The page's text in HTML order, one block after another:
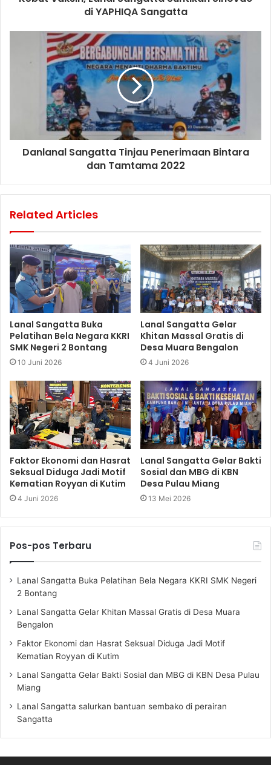
di YAPHIQA Sangatta
Danlanal Sangatta Tinjau Penerimaan Bintara
dan Tamtama 2022
Related Articles
Lanal Sangatta Buka
Pelatihan Bela Negara KKRI
SMK Negeri 2 Bontang
10 Juni 2026
Lanal Sangatta Gelar
Khitan Massal Gratis di
Desa Muara Bengalon
4 Juni 2026
Faktor Ekonomi dan Hasrat
Seksual Diduga Jadi Motif
Kematian Royyan di Kutim
4 Juni 2026
Lanal Sangatta Gelar Bakti
Sosial dan MBG di KBN
Desa Pulau Miang
13 Mei 2026
Pos-pos Terbaru
Lanal Sangatta Buka Pelatihan Bela Negara KKRI SMK Negeri
2 Bontang
Lanal Sangatta Gelar Khitan Massal Gratis di Desa Muara
Bengalon
Faktor Ekonomi dan Hasrat Seksual Diduga Jadi Motif
Kematian Royyan di Kutim
Lanal Sangatta Gelar Bakti Sosial dan MBG di KBN Desa Pulau
Miang
Lanal Sangatta salurkan bantuan sembako di perairan
Sangatta